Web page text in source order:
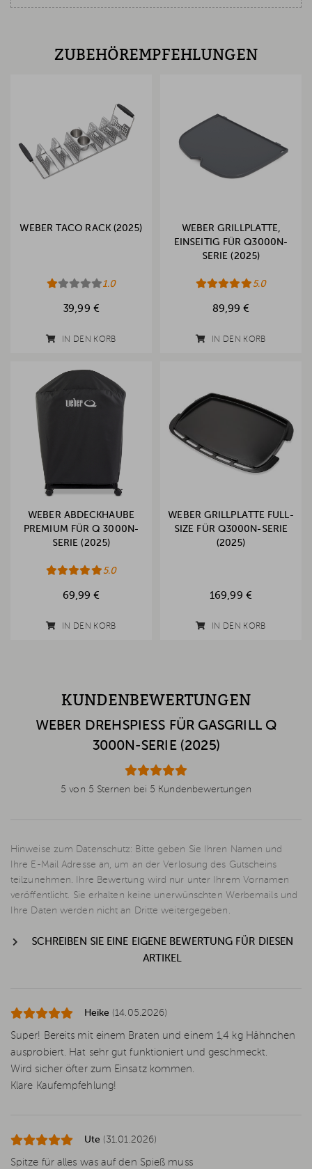
ZUBEHÖREMPFEHLUNGEN
WEBER TACO RACK (2025)
1.0
39,99 €
IN DEN KORB
WEBER GRILLPLATTE,
EINSEITIG FÜR Q3000N-
SERIE (2025)
5.0
89,99 €
IN DEN KORB
WEBER ABDECKHAUBE
PREMIUM FÜR Q 3000N-
SERIE (2025)
5.0
69,99 €
IN DEN KORB
WEBER GRILLPLATTE FULL-
SIZE FÜR Q3000N-SERIE
(2025)
169,99 €
IN DEN KORB
KUNDENBEWERTUNGEN
WEBER DREHSPIESS FÜR GASGRILL Q 3
000N-SERIE (2025)
5 von 5 Sternen bei 5 Kundenbewertungen
Hinweise zum Datenschutz: Bitte geben Sie Ihren Namen und
Ihre E-Mail Adresse an, um an der Verlosung des Gutscheins
teilzunehmen. Ihre Bewertung wird nur unter Ihrem Vornamen
veröffentlicht. Sie erhalten keine unerwünschten Werbemails und
Ihre Daten werden nicht an Dritte weitergegeben.
SCHREIBEN SIE EINE EIGENE BEWERTUNG FÜR DIESEN
ARTIKEL
Heike (14.05.2026)
Super! Bereits mit einem Braten und einem 1,4 kg Hähnchen
ausprobiert. Hat sehr gut funktioniert und geschmeckt.
Wird sicher öfter zum Einsatz kommen.
Klare Kaufempfehlung!
Ute (31.01.2026)
Spitze für alles was auf den Spieß muss